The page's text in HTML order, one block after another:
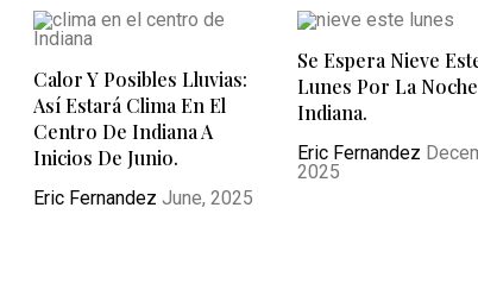
Calor Y Posibles Lluvias:
Así Estará Clima En El
Centro De Indiana A
Inicios De Junio.
Eric Fernandez June, 2025
Se Espera Nieve
Lunes Por La
Indiana.
Eric Fernandez
2025